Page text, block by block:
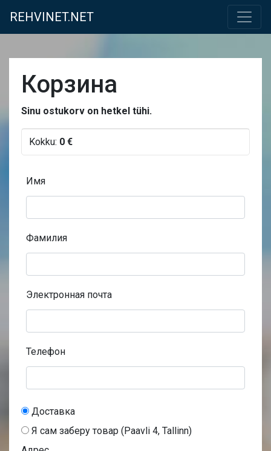
REHVINET.NET
Корзина
Sinu ostukorv on hetkel tühi.
Kokku: 0 €
Имя
Фамилия
Электронная почта
Телефон
Доставка
Я сам заберу товар (Paavli 4, Tallinn)